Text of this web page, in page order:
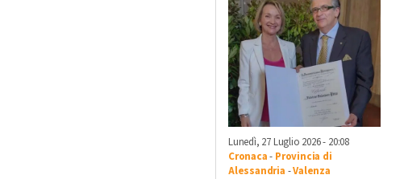
Lunedì, 27 Luglio 2026 - 20:08
Cronaca- Provincia di
Alessandria -Valenza